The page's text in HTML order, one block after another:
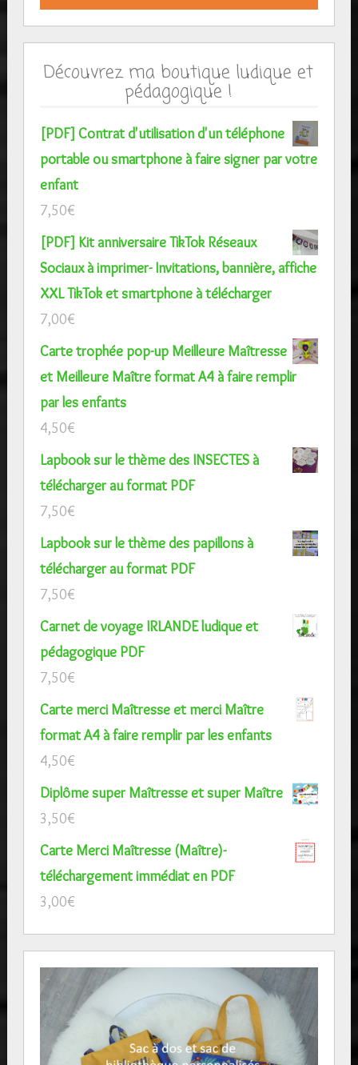
Découvrez ma boutique ludique et
pédagogique !
[PDF] Contrat d'utilisation d'un téléphone
portable ou smartphone à faire signer par votre
enfant
7,50€
[PDF] Kit anniversaire TikTok Réseaux
Sociaux à imprimer- Invitations, bannière, affiche
XXL TikTok et smartphone à télécharger
7,00€
Carte trophée pop-up Meilleure Maîtresse
et Meilleure Maître format A4 à faire remplir
par les enfants
4,50€
Lapbook sur le thème des INSECTES à
télécharger au format PDF
7,50€
Lapbook sur le thème des papillons à
télécharger au format PDF
7,50€
Carnet de voyage IRLANDE ludique et
pédagogique PDF
7,50€
Carte merci Maîtresse et merci Maître
format A4 à faire remplir par les enfants
4,50€
Diplôme super Maîtresse et super Maître
3,50€
Carte Merci Maîtresse (Maître)-
téléchargement immédiat en PDF
3,00€